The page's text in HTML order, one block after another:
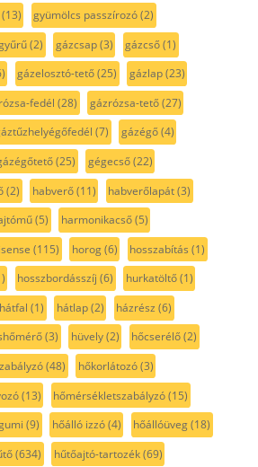
(13) gyümölcs passzírozó(2)
(2) gázcsap(3) gázcső(1)
gázelosztó-tető(25) gázlap(23)
fedél (28) gázrózsa-tető(27)
(7) gázégő(4)
(25) gégecső(22)
(2) habverő(11) habverőlapát(3)
(5) harmonikacső(5)
(115) horog(6) hosszabítás (1)
hosszbordásszíj (6) hurkatöltő(1)
hátfal (1) hátlap(2) házrész (6)
(3) hüvely(2) hőcserélő(2)
(48) hőkorlátozó(3)
(13) hőmérsékletszabályzó(15)
(9) hőálló izzó(4) hőállóüveg(18)
(634) hűtőajtó-tartozék(69)